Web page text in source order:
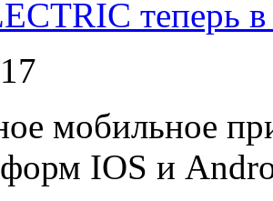
теперь
мобильное
IOS и